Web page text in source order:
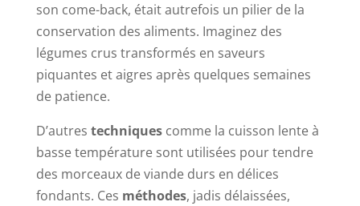
son come-back, était autrefois un pilier de la
conservation des aliments. Imaginez des
légumes crus transformés en saveurs
piquantes et aigres après quelques semaines
de patience.
D’autres techniquescomme la cuisson lente à
basse température sont utilisées pour tendre
des morceaux de viande durs en délices
fondants. Ces méthodes, jadis délaissées,